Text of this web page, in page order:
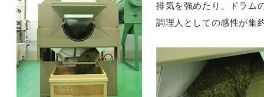
排気を強めたり、ドラム
調理人としての感性が集